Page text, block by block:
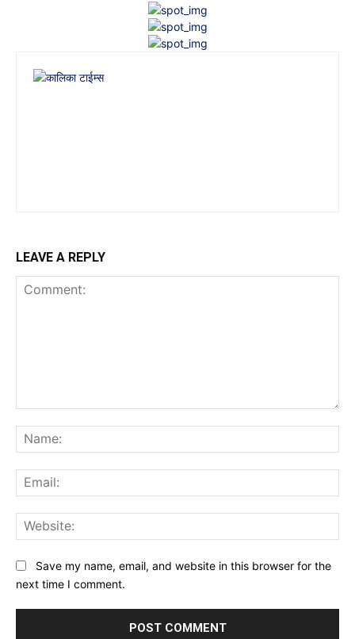
LEAVE A REPLY
Save my name, email, and website in this browser for the
next time I comment.